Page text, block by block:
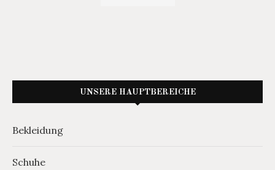
UNSERE HAUPTBEREICHE
Bekleidung
Schuhe